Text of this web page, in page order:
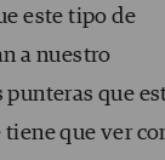
este tipo de
a nuestro
punteras que
tiene que ver